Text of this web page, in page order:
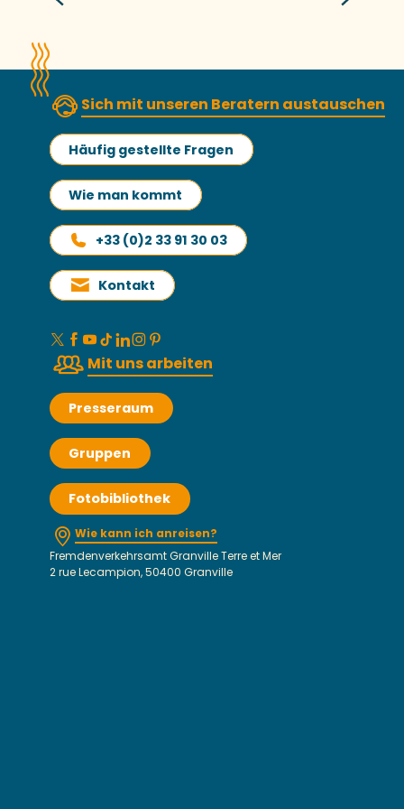
Sich mit unseren Beratern austauschen
Häufig gestellte Fragen
Wie man kommt
+33 (0)2 33 91 30 03
Kontakt
Mit uns arbeiten
Presseraum
Gruppen
Fotobibliothek
Wie kann ich anreisen?
Fremdenverkehrsamt Granville Terre et Mer
2 rue Lecampion, 50400 Granville